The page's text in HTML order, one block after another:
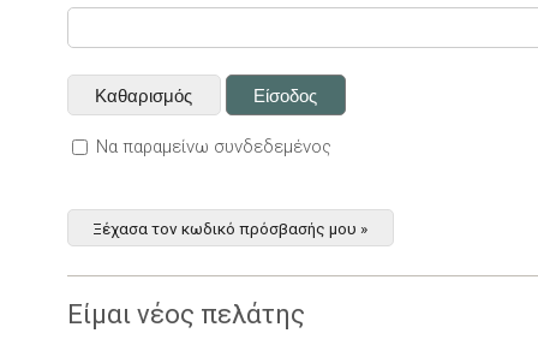
Να παραμείνω συνδεδεμένος
Ξέχασα τον κωδικό πρόσβασής μου »
Είμαι νέος πελάτης